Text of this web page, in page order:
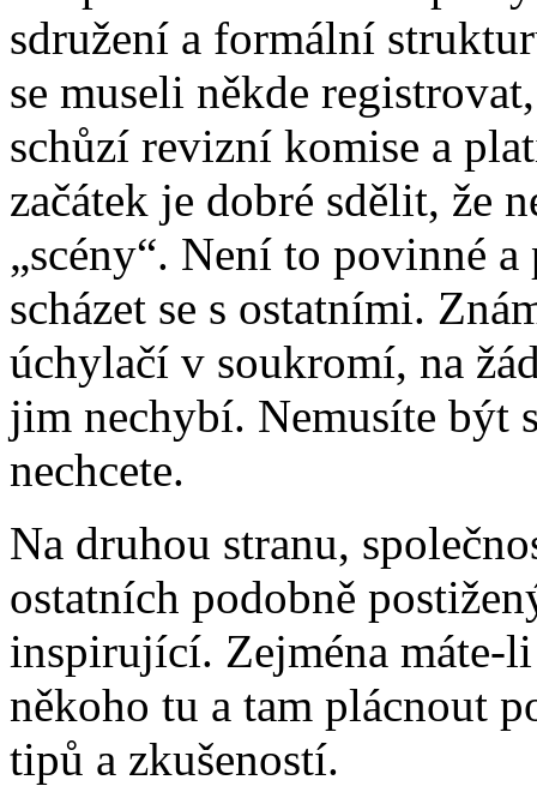
sdružení a formální
se museli někde
schůzí revizní komise a
začátek je dobré sdělit, že
„scény“. Není to povinné
scházet se s ostatními.
úchylačí v soukromí, na
jim nechybí. Nemusíte být
nechcete.
Na druhou stranu,
ostatních podobně
inspirující. Zejména máte-
někoho tu a tam plácnout
tipů a zkušeností.